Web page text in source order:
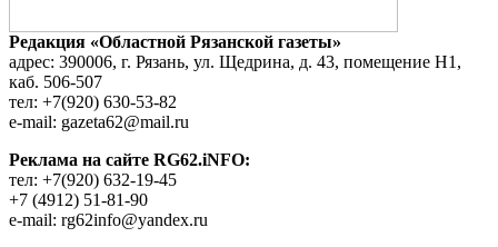
Редакция «Областной Рязанской газеты»
адрес: 390006, г. Рязань, ул. Щедрина, д. 43, помещение Н1,
каб. 506-507
тел: +7(920) 630-53-82
e-mail: gazeta62@mail.ru
Реклама на сайте RG62.iNFO:
тел: +7(920) 632-19-45
+7 (4912) 51-81-90
e-mail: rg62info@yandex.ru